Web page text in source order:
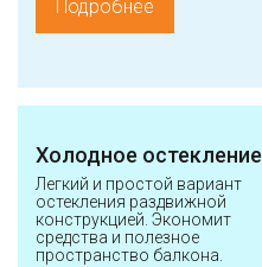
Подробнее
Холодное остекление
Легкий и простой вариант
остекления раздвижной
конструкцией. Экономит
средства и полезное
пространство балкона.